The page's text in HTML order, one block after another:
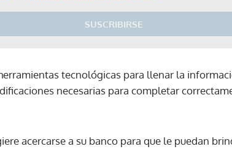
SUSCRIBIRSE
tecnológicas para llenar la
necesarias para completar
acercarse a su banco para que le puedan